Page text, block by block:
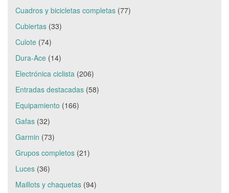
Cuadros y bicicletas completas (77)
Cubiertas (33)
Culote (74)
Dura-Ace (14)
Electrónica ciclista (206)
Entradas destacadas (58)
Equipamiento (166)
Gafas (32)
Garmin (73)
Grupos completos (21)
Luces (36)
Maillots y chaquetas (94)